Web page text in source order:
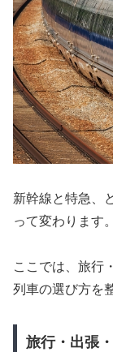
新幹線と特急、
って変わります。
ここでは、旅行
列車の選び方を
旅行・出張